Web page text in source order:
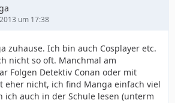
um 17:38
zuhause. Ich bin auch Cosplayer etc.
nicht so oft. Manchmal am
Folgen Detektiv Conan oder mit
eher nicht, ich find Manga einfach viel
ich auch in der Schule lesen (unterm